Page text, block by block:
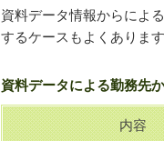
資料データ情報からによ
するケースもよくあります
資料データによる勤務先
内容